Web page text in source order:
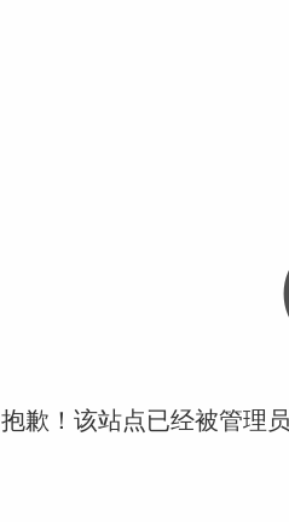
抱歉！该站点已经被管理